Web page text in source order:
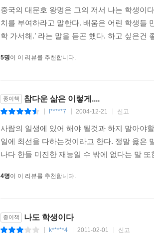
중국의 대문호 왕멍은 그의 저서 나는 학생이
치를 부여하라고 말한다. 배움은 어린 학생들
학 가서해.’ 라는 말을 듣곤 했다. 하고 싶은
5명이 이 리뷰를 추천합니다.
종이책 참다운 삶은 이렇게....
l*****7 2004-12-21 신고
사람의 일생에 있어 해야 될것과 하지 말아야
일에 최선을 다하는것이라고 한다. 정말 옳은
나다 한들 미진한 재능일 수 밖에 없다는 말
4명이 이 리뷰를 추천합니다.
종이책 나도 학생이다
k*****4 2011-02-01 신고